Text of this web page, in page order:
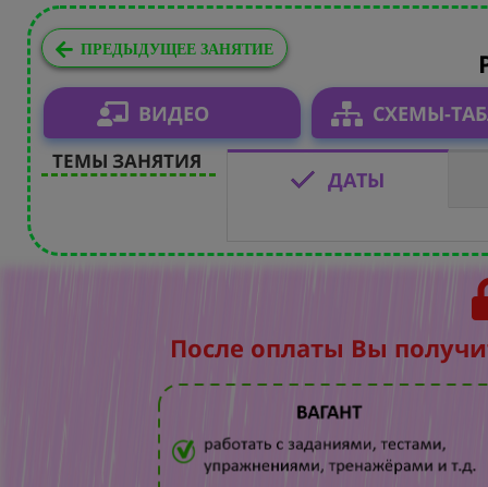
ПРЕДЫДУЩЕЕ ЗАНЯТИЕ
ВИДЕО СХЕМЫ-
ТЕМЫ ЗАНЯТИЯ
ДАТЫ
После оплаты Вы